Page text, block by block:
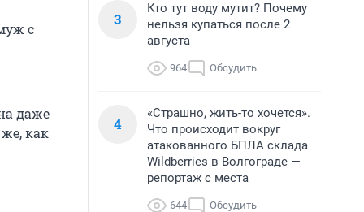
с
даже
как
3
Кто тут воду мутит? Почему
нельзя купаться после 2
августа
964 Обсудить
4
«Страшно, жить-то хочется».
Что происходит вокруг
атакованного БПЛА склада
Wildberries в Волгограде —
репортаж с места
644 Обсудить